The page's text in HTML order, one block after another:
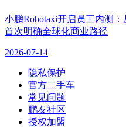
小鹏Robotaxi开启员工内测：
首次明确全球化商业路径
2026-07-14
隐私保护
官方二手车
常见问题
鹏友社区
授权加盟